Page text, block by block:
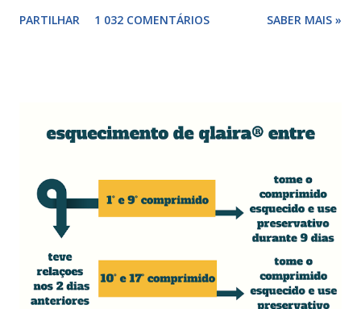
surgir devido às relações sexuais (gestos ou actos mais
de roupa sintética, entre outras. Como tratar as fissuras
sexuais durante 4 dias, aplicar pomada pastosa de vitamina
A e óxido de zinco, fazer a higiene intima duas vezes ao dia
com sabonete de pH neutro e quando retomar as relações
sexuais deverá garantir que a ferida está cicatrizada e que
está lubrificada, se necessário usar um lubrific...
PARTILHAR 1 032 COMENTÁRIOS SABER MAIS »